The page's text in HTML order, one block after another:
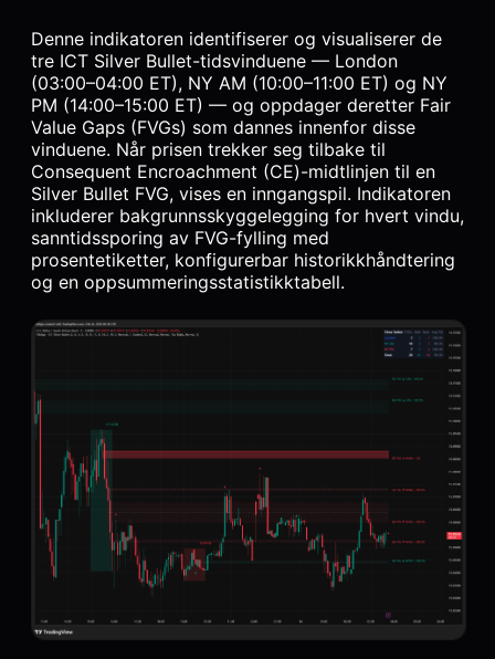
Denne indikatoren identifiserer og visualiserer de
tre ICT Silver Bullet-tidsvinduene — London
(03:00–04:00 ET), NY AM (10:00–11:00 ET) og NY
PM (14:00–15:00 ET) — og oppdager deretter Fair
Value Gaps (FVGs) som dannes innenfor disse
vinduene. Når prisen trekker seg tilbake til
Consequent Encroachment (CE)-midtlinjen til en
Silver Bullet FVG, vises en inngangspil. Indikatoren
inkluderer bakgrunnsskyggelegging for hvert vindu,
sanntidssporing av FVG-fylling med
prosentetiketter, konfigurerbar historikkhåndtering
og en oppsummeringsstatistikktabell.